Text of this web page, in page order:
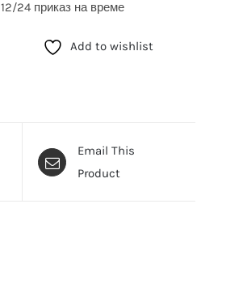
12/24 приказ на време
Add to wishlist
Email This
Product